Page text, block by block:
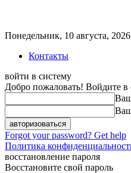
Понедельник, 10 августа, 2026
Контакты
войти в систему
Добро пожаловать! Войдите
Forgot your password? Get help
Политика
восстановление пароля
Восстановите свой пароль